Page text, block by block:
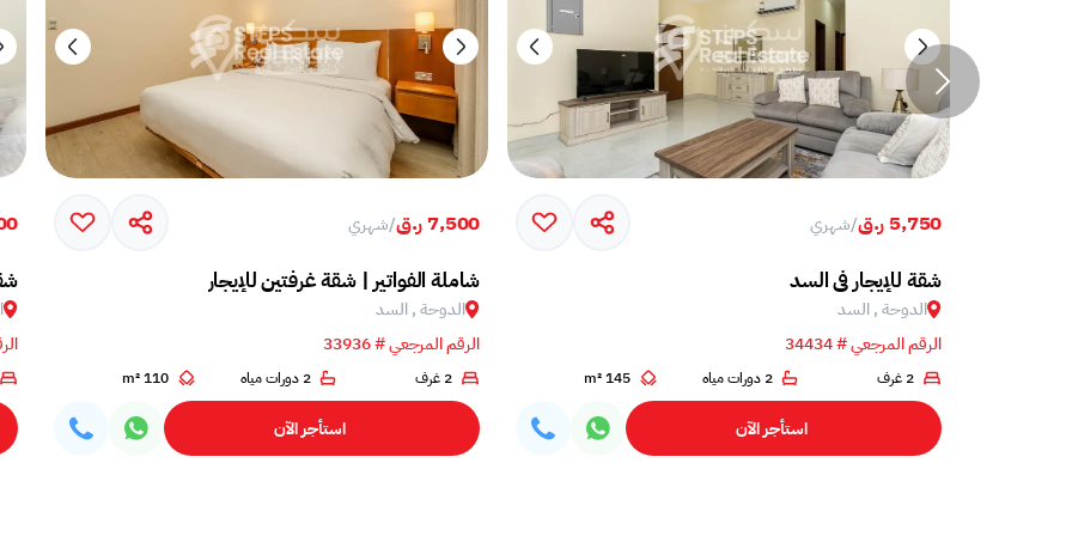
5,750 ر.ق /شهري
شقة للإيجار في السد
الدوحة , السد
الرقم المرجعي # 34434
2 غرف 2 دورات مياه 145 m²
استأجر الآن
7,500 ر.ق /شهري
شاملة الفواتير | شقة غرفتين للإيجار
الدوحة , السد
الرقم المرجعي # 33936
2 غرف 2 دورات مياه 110 m²
استأجر الآن